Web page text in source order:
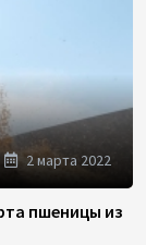
2 марта 2022
пшеницы из